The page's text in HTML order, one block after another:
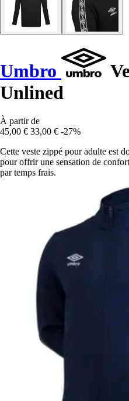
Umbro
Unlined
À partir de
45,00 € 33,00 € -27%
Cette veste zippé pour adulte est
pour offrir une sensation de
par temps frais.